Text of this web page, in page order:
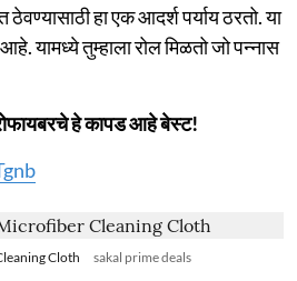
हा एक आदर्श पर्याय ठरतो. या
यामध्ये तुम्हाला रोल मिळतो जो पन्नास
हे कापड आहे बेस्ट!
Cloth sakal prime deals